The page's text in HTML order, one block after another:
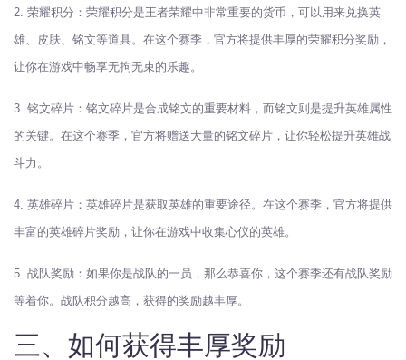
2. 荣耀积分：荣耀积分是王者荣耀中非常重要的货币，可以用来兑换英
雄、皮肤、铭文等道具。在这个赛季，官方将提供丰厚的荣耀积分奖励，
让你在游戏中畅享无拘无束的乐趣。
3. 铭文碎片：铭文碎片是合成铭文的重要材料，而铭文则是提升英雄属性
的关键。在这个赛季，官方将赠送大量的铭文碎片，让你轻松提升英雄战
斗力。
4. 英雄碎片：英雄碎片是获取英雄的重要途径。在这个赛季，官方将提供
丰富的英雄碎片奖励，让你在游戏中收集心仪的英雄。
5. 战队奖励：如果你是战队的一员，那么恭喜你，这个赛季还有战队奖励
等着你。战队积分越高，获得的奖励越丰厚。
三、如何获得丰厚奖励